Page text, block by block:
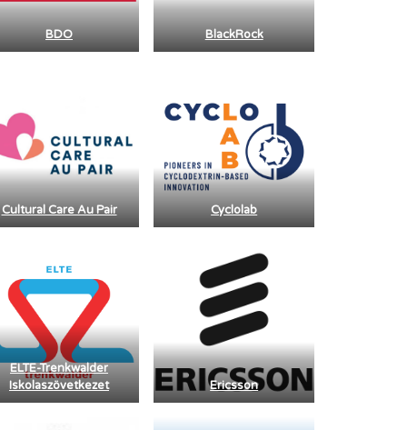
BDO BlackRock
Cultural Care Au Pair Cyclolab
ELTE-Trenkwalder
Iskolaszövetkezet
Ericsson